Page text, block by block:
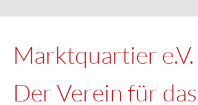
Marktquartier e.V.
Der Verein für